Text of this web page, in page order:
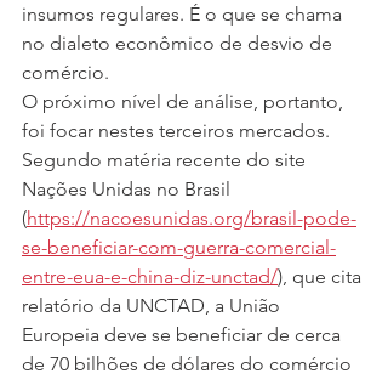
insumos regulares. É o que se chama
no dialeto econômico de desvio de
comércio.
O próximo nível de análise, portanto,
foi focar nestes terceiros mercados.
Segundo matéria recente do site
Nações Unidas no Brasil
(https://nacoesunidas.org/brasil-pode-
se-beneficiar-com-guerra-comercial-
entre-eua-e-china-diz-unctad/), que cita
relatório da UNCTAD, a União
Europeia deve se beneficiar de cerca
de 70 bilhões de dólares do comércio